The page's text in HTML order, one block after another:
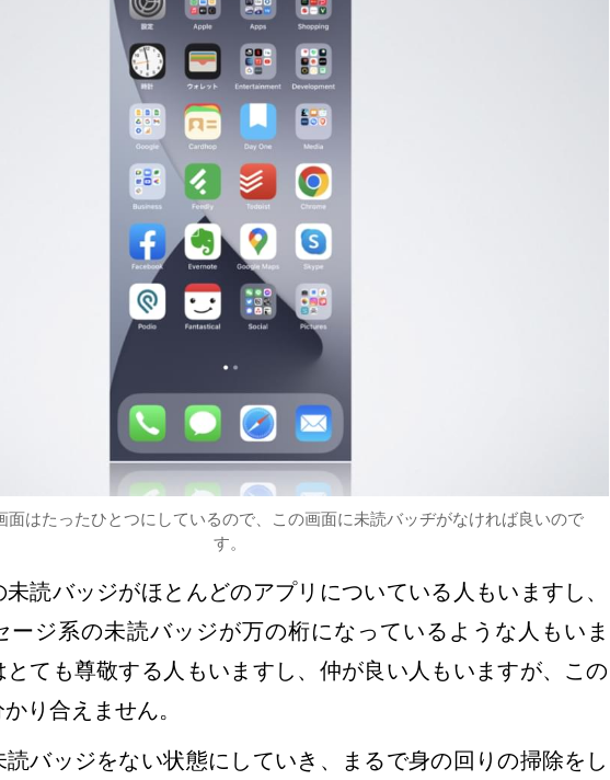
面はたったひとつにしているので、この画面に未読バッヂがなければ良いので
す。
読バッジがほとんどのアプリについている人もいますし、
ージ系の未読バッジが万の桁になっているような人もいま
ても尊敬する人もいますし、仲が良い人もいますが、この
り合えません。
バッジをない状態にしていき、まるで身の回りの掃除をし